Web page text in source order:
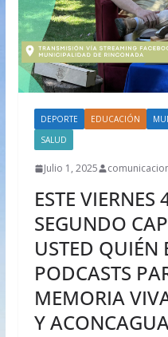
DEPORTE EDUCACIÓN
SALUD
Julio 1, 2025
ESTE VIERNES
SEGUNDO
USTED QUIÉN
PODCASTS
MEMORIA
Y